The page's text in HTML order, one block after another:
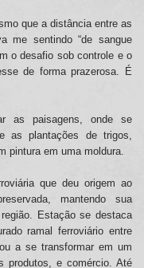
que a distância entre as
me sentindo “de sangue
o desafio sob controle e o
de forma prazerosa. É
as paisagens, onde se
as plantações de trigos,
pintura em uma moldura.
que deu origem ao
mantendo sua
Estação se destaca
ramal ferroviário entre
a se transformar em um
produtos, e comércio. Até